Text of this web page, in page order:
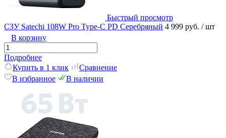
Быстрый просмотр
СЗУ Satechi 108W Pro Type-C PD Серебряный 4 999 руб. / шт
В корзину
Подробнее
Купить в 1 клик
Сравнение
В избранное
В наличии